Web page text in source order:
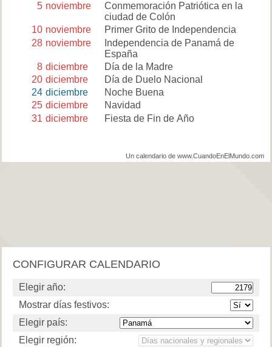
5 noviembre
Conmemoración Patriótica en la
ciudad de Colón
10 noviembre
Primer Grito de Independencia
28 noviembre
Independencia de Panamá de
España
8 diciembre
Día de la Madre
20 diciembre
Día de Duelo Nacional
24 diciembre
Noche Buena
25 diciembre
Navidad
31 diciembre Fiesta de Fin de Año
Un calendario de www.CuandoEnElMundo.com
CONFIGURAR CALENDARIO
Elegir año:
Mostrar días festivos:
Elegir país:
Elegir región: